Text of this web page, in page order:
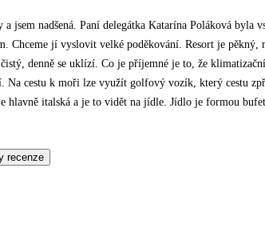
jsem nadšená. Paní delegátka Katarína Poláková byla
Chceme jí vyslovit velké poděkování. Resort je pěkný,
denně se uklízí. Co je příjemné je to, že
Na cestu k moři lze využít golfový vozík, který cestu
hlavně italská a je to vidět na jídle. Jídlo je formou
a San Pantaleo. My jsme byly na trzích v
recenze